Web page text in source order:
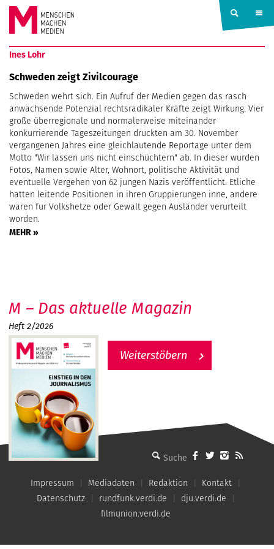
Springe zum Inhalt
MENSCHEN
MACHEN
MEDIEN
Ines Lohr
Schweden zeigt Zivilcourage
Schweden wehrt sich. Ein Aufruf der Medien gegen das rasch
anwachsende Potenzial rechtsradikaler Kräfte zeigt Wirkung. Vier
große überregionale und normalerweise miteinander
konkurrierende Tageszeitungen druckten am 30. November
vergangenen Jahres eine gleichlautende Reportage unter dem
Motto "Wir lassen uns nicht einschüchtern" ab. In dieser wurden
Fotos, Namen sowie Alter, Wohnort, politische Aktivität und
eventuelle Vergehen von 62 jungen Nazis veröffentlicht. Etliche
hatten leitende Positionen in ihren Gruppierungen inne, andere
waren fur Volkshetze oder Gewalt gegen Ausländer verurteilt
worden.
MEHR »
MMM - Menschen machen Medien
M – Das aktuelle Magazin
Heft 2/2026
Weiterstöbern
Impressum Mediadaten Redaktion
Kontakt
Datenschutz
rundfunk.verdi.de
dju.verdi.de
filmunion.verdi.de